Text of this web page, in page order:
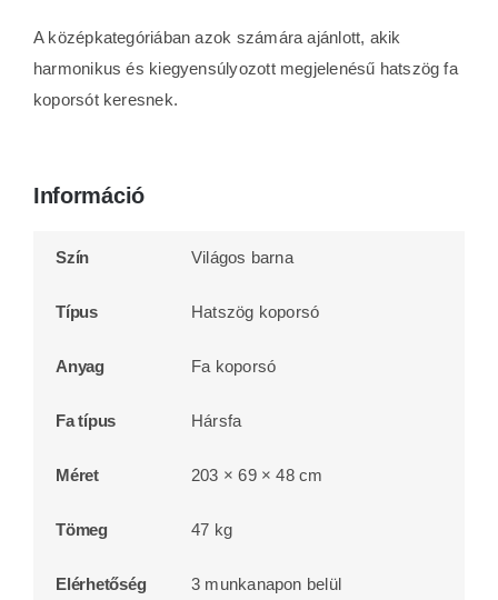
A középkategóriában azok számára ajánlott, akik
harmonikus és kiegyensúlyozott megjelenésű hatszög fa
koporsót keresnek.
Információ
Szín Világos barna
Típus Hatszög koporsó
Anyag Fa koporsó
Fa típus Hársfa
Méret 203 × 69 × 48 cm
Tömeg 47 kg
Elérhetőség 3 munkanapon belül